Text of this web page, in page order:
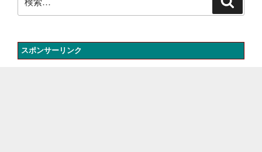
索:
スポンサーリンク